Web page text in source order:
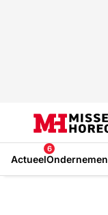
Actueel
6
Ondernemen